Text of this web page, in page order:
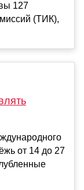
127
(ТИК),
от 14 до 27